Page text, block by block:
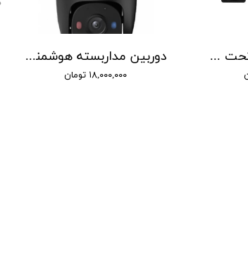
دوربین مداربسته هوشمند آیمو مدل Cruiser SC 5MP
۱۸,۰۰۰,۰۰۰ تومان
دوربین مداربسته تحت شبکه مدل L3-OKAM